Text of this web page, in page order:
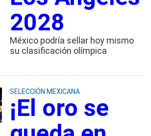
2028
México podría sellar hoy mismo
su clasificación olímpica
SELECCIÓN MEXICANA
¡El oro se